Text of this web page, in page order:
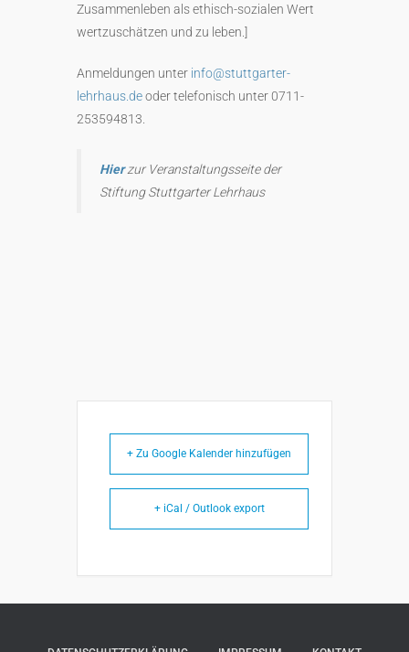
Zusammenleben als ethisch-sozialen Wert
wertzuschätzen und zu leben.]
Anmeldungen unter info@stuttgarter-
lehrhaus.deoder telefonisch unter 0711-
253594813.
Hierzur Veranstaltungsseite der
Stiftung Stuttgarter Lehrhaus
+ Zu Google Kalender hinzufügen
+ iCal / Outlook export